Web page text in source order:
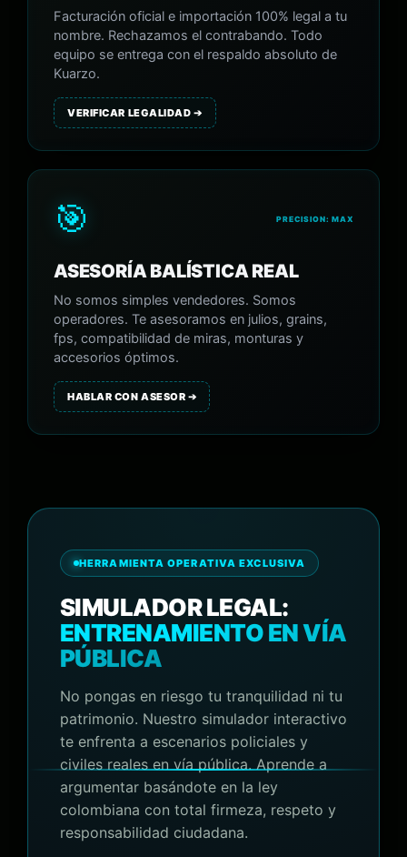
Facturación oficial e importación 100% legal a tu
nombre. Rechazamos el contrabando. Todo
equipo se entrega con el respaldo absoluto de
Kuarzo.
VERIFICAR LEGALIDAD ➔
🎯 PRECISION: MAX
ASESORÍA BALÍSTICA REAL
No somos simples vendedores. Somos
operadores. Te asesoramos en julios, grains,
fps, compatibilidad de miras, monturas y
accesorios óptimos.
HABLAR CON ASESOR ➔
HERRAMIENTA OPERATIVA EXCLUSIVA
SIMULADOR LEGAL:
ENTRENAMIENTO EN VÍA
PÚBLICA
No pongas en riesgo tu tranquilidad ni tu
patrimonio. Nuestro simulador interactivo
te enfrenta a escenarios policiales y
civiles reales en vía pública. Aprende a
argumentar basándote en la ley
colombiana con total firmeza, respeto y
responsabilidad ciudadana.